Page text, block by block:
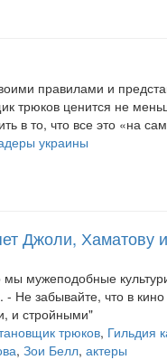
правилами и
трюков ценится не
в то, что все это «на
украины
Джоли, Хаматову и
мужеподобные
Не забывайте, что в
и стройными"
трюков, Гильдия
, Зои Белл, актеры